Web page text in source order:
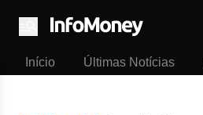
Menu
Início Últimas Notícias